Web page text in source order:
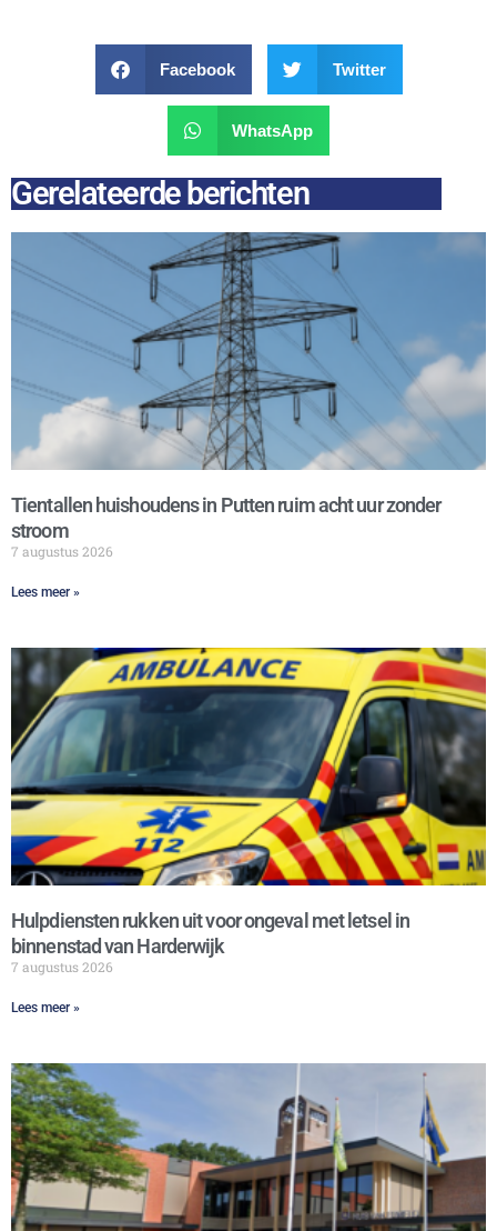
Facebook Twitter
WhatsApp
Gerelateerde berichten
Tientallen huishoudens in Putten ruim acht uur zonder
stroom
7 augustus 2026
Lees meer »
Hulpdiensten rukken uit voor ongeval met letsel in
binnenstad van Harderwijk
7 augustus 2026
Lees meer »